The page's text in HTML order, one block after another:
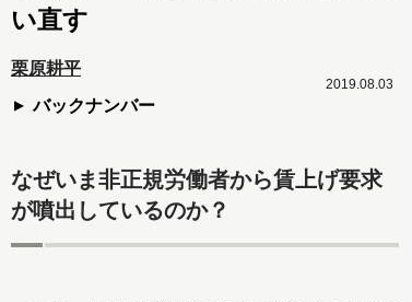
い直す
栗原耕平
バックナンバー
2019.08.03
なぜいま非正規労働者から賃上げ要求
が噴出しているのか？